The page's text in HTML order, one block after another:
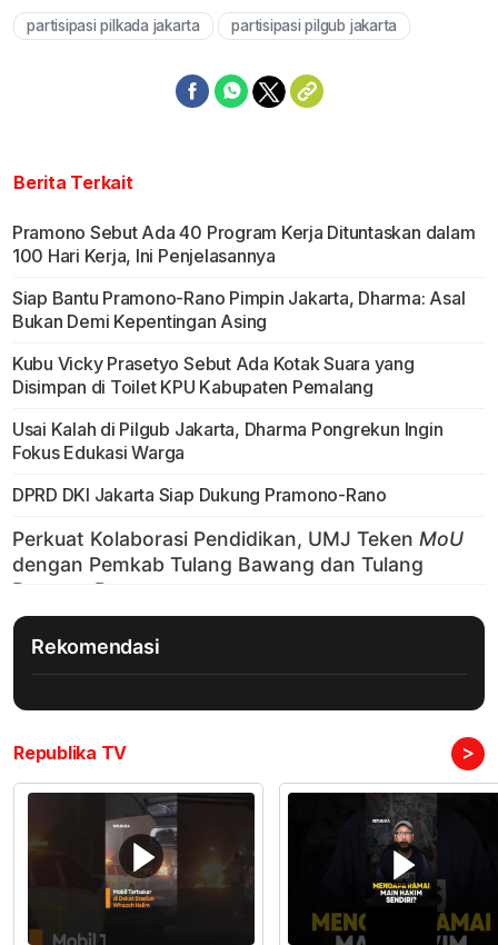
partisipasi pilkada jakarta partisipasi pilgub jakarta
Berita Terkait
Pramono Sebut Ada 40 Program Kerja Dituntaskan dalam
100 Hari Kerja, Ini Penjelasannya
Siap Bantu Pramono-Rano Pimpin Jakarta, Dharma: Asal
Bukan Demi Kepentingan Asing
Kubu Vicky Prasetyo Sebut Ada Kotak Suara yang
Disimpan di Toilet KPU Kabupaten Pemalang
Usai Kalah di Pilgub Jakarta, Dharma Pongrekun Ingin
Fokus Edukasi Warga
DPRD DKI Jakarta Siap Dukung Pramono-Rano
Rekomendasi
Republika TV >